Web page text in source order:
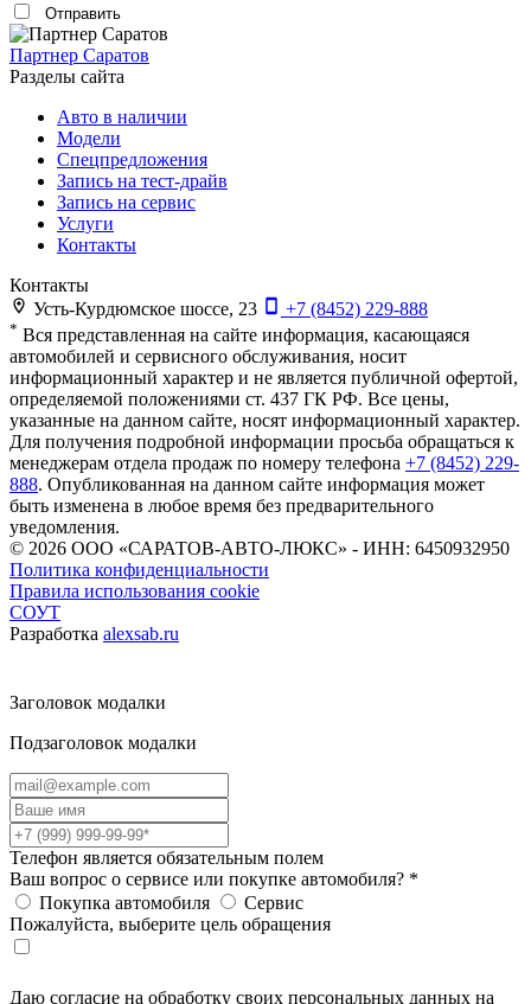
Партнер Саратов
Разделы сайта
Авто в наличии
Модели
Спецпредложения
Запись на тест-драйв
Запись на сервис
Услуги
Контакты
Контакты
Усть-Курдюмское шоссе, 23
+7 (8452) 229-888
* Вся представленная на сайте информация, касающаяся
автомобилей и сервисного обслуживания, носит
информационный характер и не является публичной офертой,
определяемой положениями ст. 437 ГК РФ. Все цены,
указанные на данном сайте, носят информационный характер.
Для получения подробной информации просьба обращаться к
менеджерам отдела продаж по номеру телефона +7 (8452) 229-
888. Опубликованная на данном сайте информация может
быть изменена в любое время без предварительного
уведомления.
© 2026 ООО «САРАТОВ-АВТО-ЛЮКС» - ИНН: 6450932950
Политика конфиденциальности
Правила использования cookie
СОУТ
Разработка alexsab.ru
Заголовок модалки
Подзаголовок модалки
Телефон является обязательным полем
Ваш вопрос о сервисе или покупке автомобиля? *
Покупка автомобиля
Сервис
Пожалуйста, выберите цель обращения
Даю согласие на обработку своих персональных данных на